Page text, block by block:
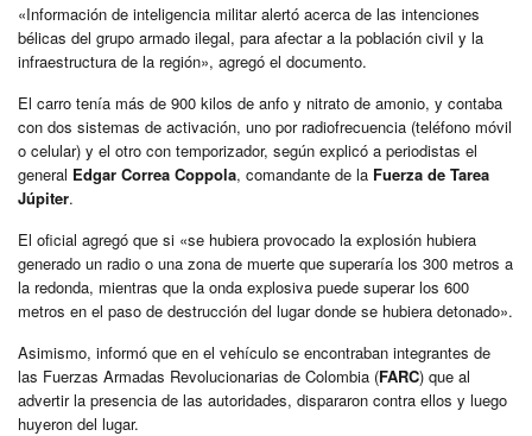
«Información de inteligencia militar alertó acerca de las intenciones
bélicas del grupo armado ilegal, para afectar a la población civil y la
infraestructura de la región», agregó el documento.
El carro tenía más de 900 kilos de anfo y nitrato de amonio, y contaba
con dos sistemas de activación, uno por radiofrecuencia (teléfono móvil
o celular) y el otro con temporizador, según explicó a periodistas el
general Edgar Correa Coppola, comandante de la Fuerza de Tarea
Júpiter.
El oficial agregó que si «se hubiera provocado la explosión hubiera
generado un radio o una zona de muerte que superaría los 300 metros a
la redonda, mientras que la onda explosiva puede superar los 600
metros en el paso de destrucción del lugar donde se hubiera detonado».
Asimismo, informó que en el vehículo se encontraban integrantes de
las Fuerzas Armadas Revolucionarias de Colombia (FARC) que al
advertir la presencia de las autoridades, dispararon contra ellos y luego
huyeron del lugar.